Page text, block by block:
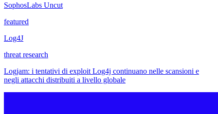
SophosLabs Uncut
featured
Log4J
threat research
Logjam: i tentativi di exploit Log4j continuano nelle scansioni e
negli attacchi distribuiti a livello globale